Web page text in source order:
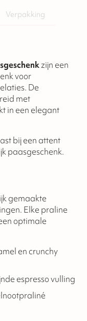
Verpakking
zijn een
voor
De
met
in een elegant
bij een attent
paasgeschenk.
gemaakte
Elke praline
optimale
en crunchy
espresso vulling